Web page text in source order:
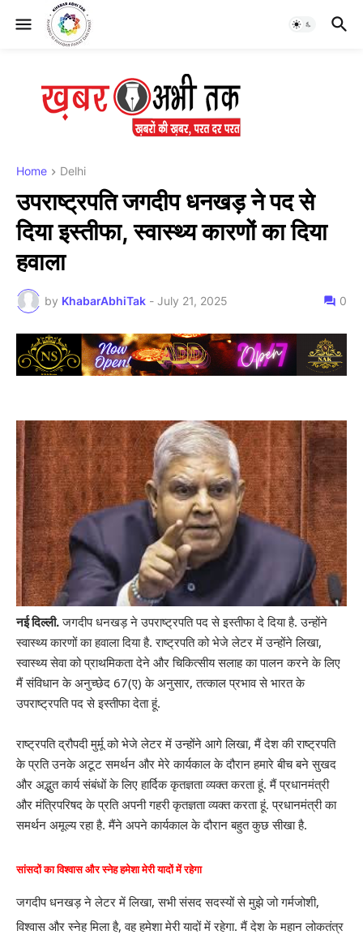
Home Delhi
उपराष्ट्रपति जगदीप धनखड़ ने पद से
दिया इस्तीफा, स्वास्थ्य कारणों का दिया
हवाला
by KhabarAbhiTak - July 21, 2025 0
नई दिल्ली. जगदीप धनखड़ ने उपराष्ट्रपति पद से इस्तीफा दे दिया है. उन्होंने
स्वास्थ्य कारणों का हवाला दिया है. राष्ट्रपति को भेजे लेटर में उन्होंने लिखा,
स्वास्थ्य सेवा को प्राथमिकता देने और चिकित्सीय सलाह का पालन करने के लिए
मैं संविधान के अनुच्छेद 67(ए) के अनुसार, तत्काल प्रभाव से भारत के
उपराष्ट्रपति पद से इस्तीफा देता हूं.
राष्ट्रपति द्रौपदी मुर्मू को भेजे लेटर में उन्होंने आगे लिखा, मैं देश की राष्ट्रपति
के प्रति उनके अटूट समर्थन और मेरे कार्यकाल के दौरान हमारे बीच बने सुखद
और अद्भुत कार्य संबंधों के लिए हार्दिक कृतज्ञता व्यक्त करता हूं. मैं प्रधानमंत्री
और मंत्रिपरिषद के प्रति अपनी गहरी कृतज्ञता व्यक्त करता हूं. प्रधानमंत्री का
समर्थन अमूल्य रहा है. मैंने अपने कार्यकाल के दौरान बहुत कुछ सीखा है.
सांसदों का विश्वास और स्नेह हमेशा मेरी यादों में रहेगा
जगदीप धनखड़ ने लेटर में लिखा, सभी संसद सदस्यों से मुझे जो गर्मजोशी,
विश्वास और स्नेह मिला है, वह हमेशा मेरी यादों में रहेगा. मैं देश के महान लोकतंत्र